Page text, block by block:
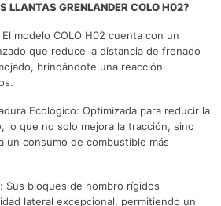
LLANTAS GRENLANDER COLO H02?
modelo COLO H02 cuenta con un
que reduce la distancia de frenado
brindándote una reacción
Ecológico: Optimizada para reducir la
lo que no solo mejora la tracción, sino
un consumo de combustible más
Sus bloques de hombro rígidos
lateral excepcional, permitiendo un